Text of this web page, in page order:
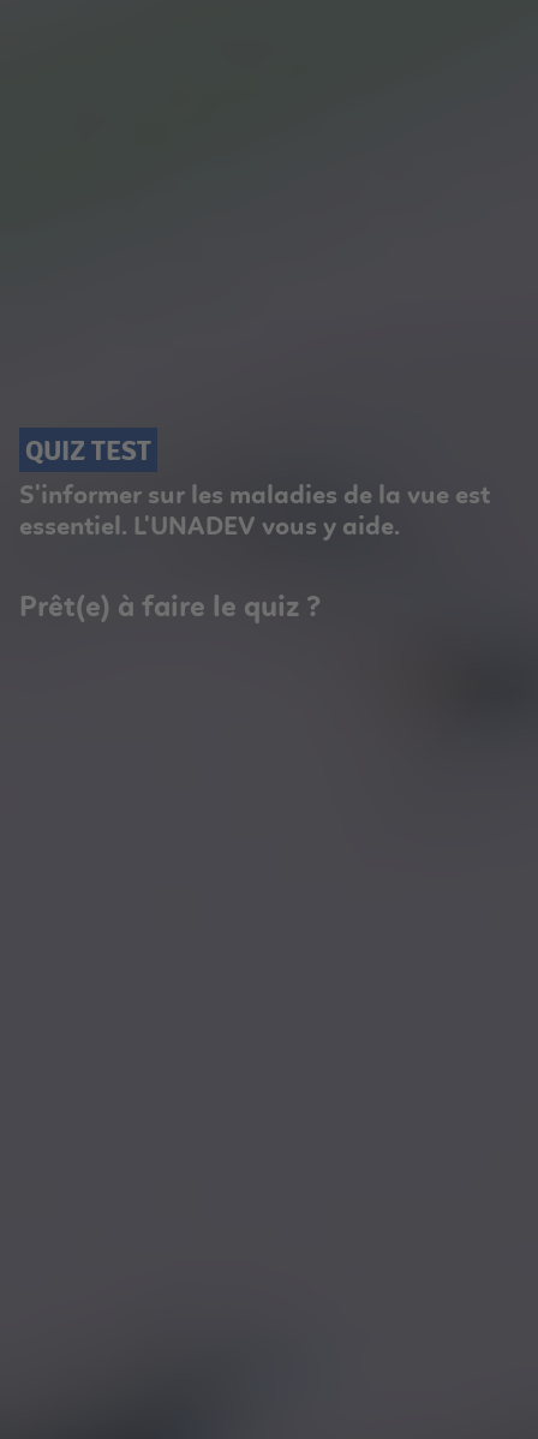
QUIZ TEST
S'informer sur les maladies de la vue est
essentiel. L'UNADEV vous y aide.
Prêt(e) à faire le quiz ?